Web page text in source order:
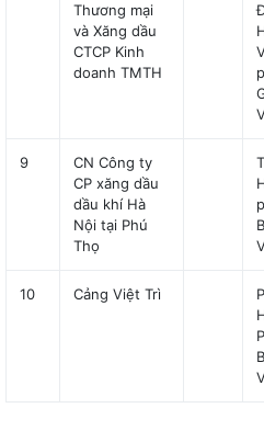
Thương mại
và Xăng dầu
CTCP Kinh
doanh TMTH
9
CN Công ty
CP xăng dầu
dầu khí Hà
Nội tại Phú
Thọ
10 Cảng Việt Trì